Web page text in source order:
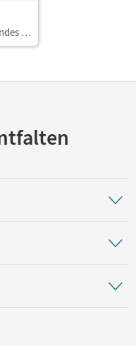
Fächerübergreifendes Lehrwerk für Lernende mit Förderbedarf